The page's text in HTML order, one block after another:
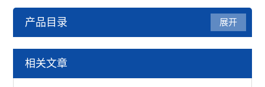
产品目录
RoHS2.0测试仪
展开
相关文章